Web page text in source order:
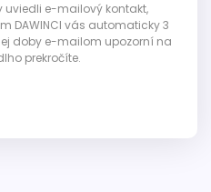
uviedli e-mailový kontakt,
DAWINCI vás automaticky 3
doby e-mailom upozorní na
prekročíte.